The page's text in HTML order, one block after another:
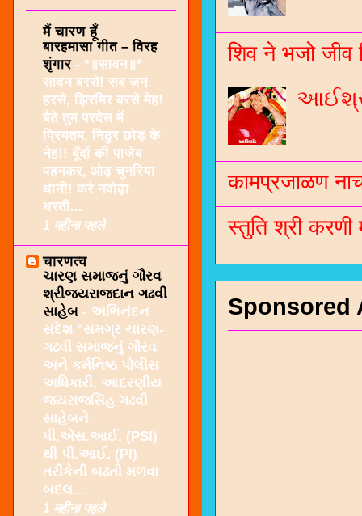
शिव ने भजो जीव
कामप्रजाळण
स्तुति श्री करणी
Sponsored
मैं चारण हूँ
बारहमासा गीत – विरह
शृंगार - *॥सावन॥*
सावन बरसे! सब जन
हरसे, झिरमिर बरसे मेह!
बैठे तुम परदेस में
प्रियतम, निठुर छोड़ के
नेह!! बूँदों की पाजेब
पहनकर, ओढ़ चुनरिया
धानी! करे नवोढ़ा
धरती...
1 महीना पहले
चारणत्व
ચારણ સમાજનું ગૌરવ
શ્રીજયરાજદાન ગઢવી
સાહેબ - અભિનંદન
સંદેશ "સમગ્ર ચારણ-
ગઢવી સમાજનું ગૌરવ
અને કર્મનિષ્ઠ પોલીસ
અધિકારી, આદરણીય
જયરાજસિંહ ગઢવી
સાહેબને
પી.એસ.આઈ. (PSI)
થી પી.આઈ. (PI)
તરીકેની બઢતી મળવા
બદલ...
1 महीना पहले